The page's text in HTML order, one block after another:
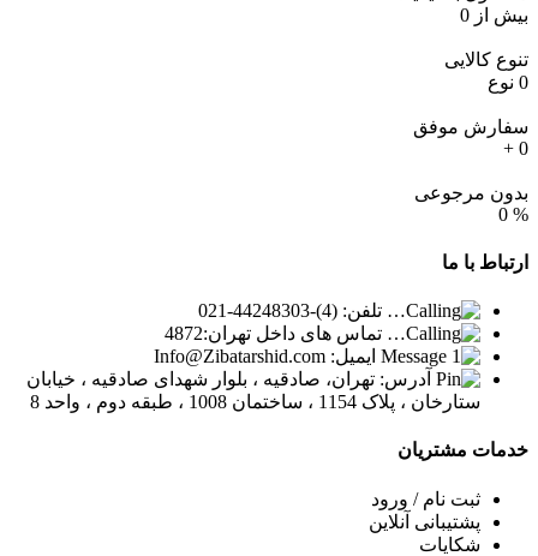
تخفیف
هر
جلسه
عدد
بیش از 0
تنوع کالایی
0 نوع
سفارش موفق
0
+
بدون مرجوعی
%
0
ارتباط با ما
تلفن: (4)-44248303-021
تماس های داخل تهران:4872
ایمیل: Info@Zibatarshid.com
آدرس: تهران، صادقیه ، بلوار شهدای صادقیه ، خیابان
ستارخان ، پلاک 1154 ، ساختمان 1008 ، طبقه دوم ، واحد 8
خدمات مشتریان
ثبت نام / ورود
پشتیبانی آنلاین
شکایات